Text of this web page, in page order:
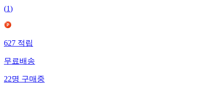
(1)
627적립
무료배송
22명구매중